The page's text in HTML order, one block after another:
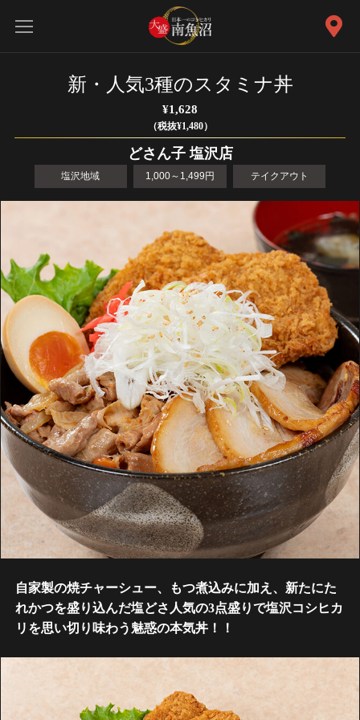
新・人気3種のスタミナ丼
¥1,628
（税抜¥1,480）
どさん子 塩沢店
塩沢地域 1,000～1,499円 テイクアウト
自家製の焼チャーシュー、もつ煮込みに加え、新たにた
れかつを盛り込んだ塩どさ人気の3点盛りで塩沢コシヒカ
リを思い切り味わう魅惑の本気丼！！